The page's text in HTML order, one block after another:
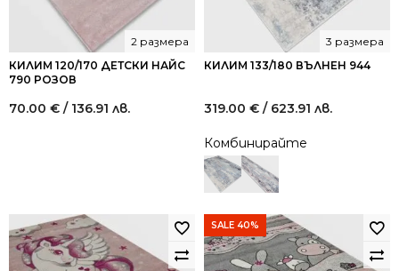
КИЛИМ 120/170 ДЕТСКИ НАЙС
790 РОЗОВ
2 размера
70.00 € / 136.91 лв.
КИЛИМ 133/180 ВЪЛНЕН 944
3 размера
319.00 € / 623.91 лв.
Комбинирайте
SALE 40%